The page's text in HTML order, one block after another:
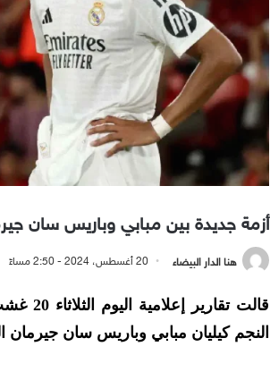
أزمة جديدة بين مبابي وباريس سان
هنا الدار البيضاء 20 أغسطس، 2024 - 2:50 مساءً
النجم كيليان مبابي وباريس سان